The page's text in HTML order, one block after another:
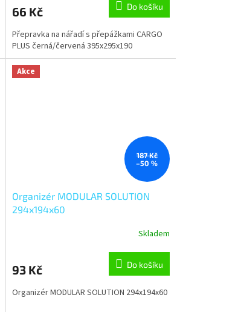
66 Kč Do košíku
Přepravka na nářadí s přepážkami CARGO
PLUS černá/červená 395x295x190
Akce
187 Kč
–50 %
Organizér MODULAR SOLUTION
294x194x60
Skladem
93 Kč Do košíku
Organizér MODULAR SOLUTION 294x194x60